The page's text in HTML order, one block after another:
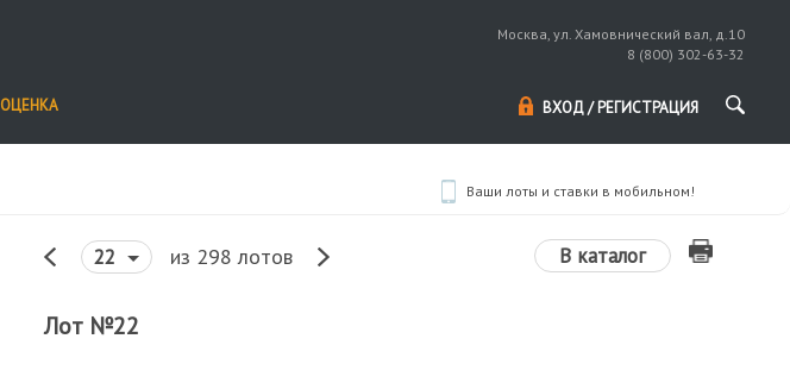
Москва, ул. Хамовнический вал, д.10
8 (800) 302-63-32
ОЦЕНКА ВХОД / РЕГИСТРАЦИЯ
Ваши лоты и ставки в мобильном!
22 из 298 лотов В каталог
Лот №22